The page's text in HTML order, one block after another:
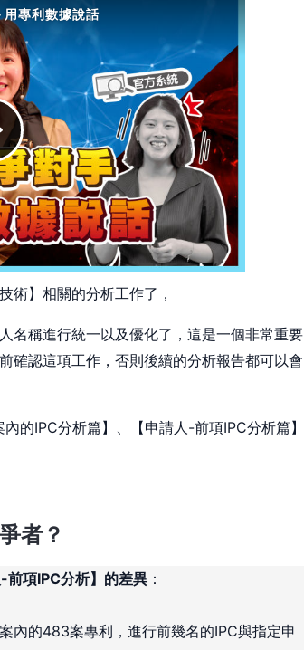
術】相關的分析工作了，
名稱進行統一以及優化了，這是一個非常重要
確認這項工作，否則後續的分析報告都可以會
的IPC分析篇】、【申請人-前項IPC分析篇】
者？
前項IPC分析】的差異：
內的483案專利，進行前幾名的IPC與指定申